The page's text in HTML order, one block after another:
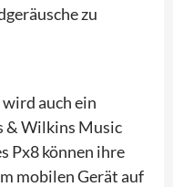
zu
auch ein
& Wilkins Music
Px8 können ihre
mobilen Gerät auf